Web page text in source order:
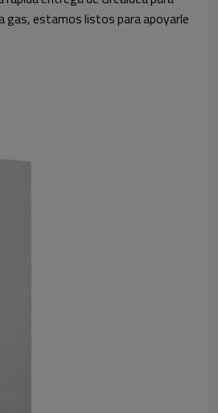
gas, estamos listos para apoyarle